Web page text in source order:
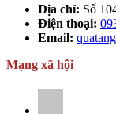
Địa chỉ: Số
Điện thoại:
Email:
Mạng xã hội